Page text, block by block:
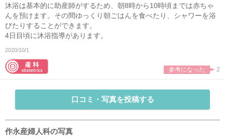
沐浴は基本的に助産師がするため、朝8時から10時頃までは赤ちゃ
んを預けます。その間ゆっくり朝ごはんを食べたり、シャワーを浴
びたりすることができます。
4日目頃に沐浴指導があります。
2020/10/1
参考になった 2
口コミ・写真を投稿する
作永産婦人科の写真